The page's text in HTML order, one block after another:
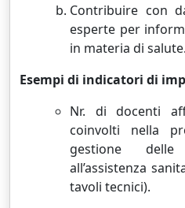
Contribuire con
esperte per
in materia di salute.
Esempi di indicatori di
Nr. di docenti
coinvolti nella
gestione delle
all’assistenza
tavoli tecnici).